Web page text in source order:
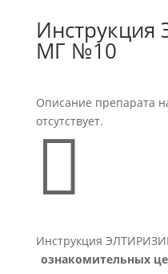
МГ №10
Описание препарата
отсутствует.

Инструкция
ознакомительных